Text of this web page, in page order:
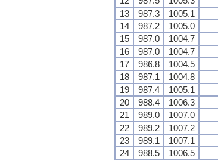
13
987.3 1005.1
14
987.2 1005.0
15
987.0 1004.7
16
987.0 1004.7
17
986.8 1004.5
18
987.1 1004.8
19
987.4 1005.1
20
988.4 1006.3
21
989.0 1007.0
22
989.2 1007.2
23
989.1 1007.1
24
988.5 1006.5